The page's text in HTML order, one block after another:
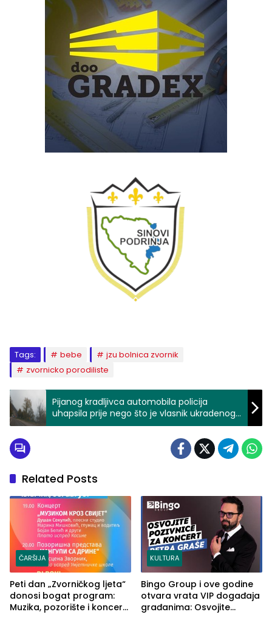
Tags: bebe
jzu bolnica zvornik
zvornicko porodiliste
Pijanog kradljivca automobila policija
uhapsila prije nego što je vlasnik ukradenog
automobila policiji prijavio krađu
Related Posts
ČARŠIJA
Peti dan „Zvorničkog ljeta“
donosi bogat program:
Muzika, pozorište i koncert
KULTURA
Bingo Group i ove godine
otvara vrata VIP događaja
građanima: Osvojite